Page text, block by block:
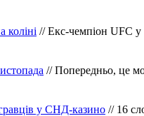
коліні // Екс-чемпіон UFC у
// Попередньо, це
у СНД-казино // 16